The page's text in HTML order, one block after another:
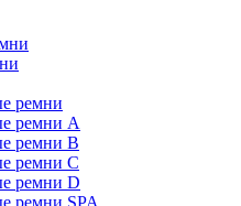
ремни
ремни A
ремни B
ремни C
ремни D
ремни SPA